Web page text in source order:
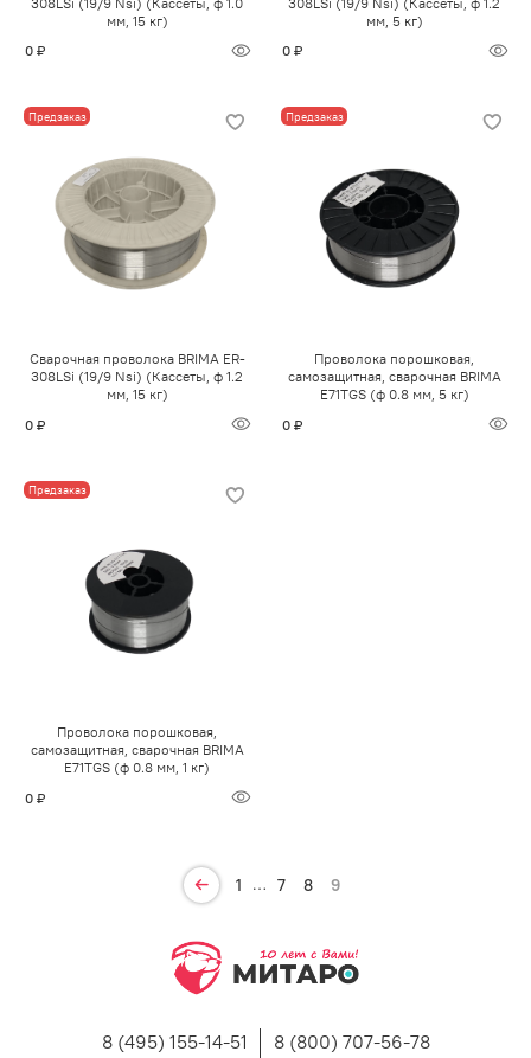
мм, 15 кг)
0 ₽
мм, 5 кг)
0 ₽
Предзаказ
Сварочная проволока BRIMA ER-
308LSi (19/9 Nsi) (Кассеты, ф 1.2
мм, 15 кг)
0 ₽
Предзаказ
Проволока порошковая,
самозащитная, сварочная BRIMA
E71TGS (ф 0.8 мм, 5 кг)
0 ₽
Предзаказ
Проволока порошковая,
самозащитная, сварочная BRIMA
E71TGS (ф 0.8 мм, 1 кг)
0 ₽
1 … 7 8 9
8 (495) 155-14-51 8 (800) 707-56-78